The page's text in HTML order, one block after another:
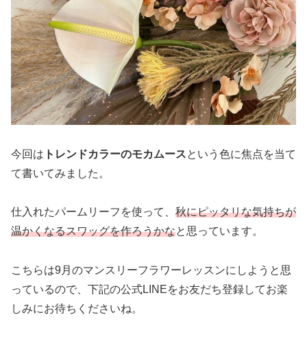
今回は トレンドカラーのモカムースという色に焦点を当て
て書いてみました。
仕入れたパームリーフを使って、 秋にピッタリな気持ちが
温かくなるスワッグを作ろうかなと思っています。
こちらは9月のマンスリーフラワーレッスンにしようと思
っているので、下記の公式LINEをお友だち登録してお楽
しみにお待ちくださいね。